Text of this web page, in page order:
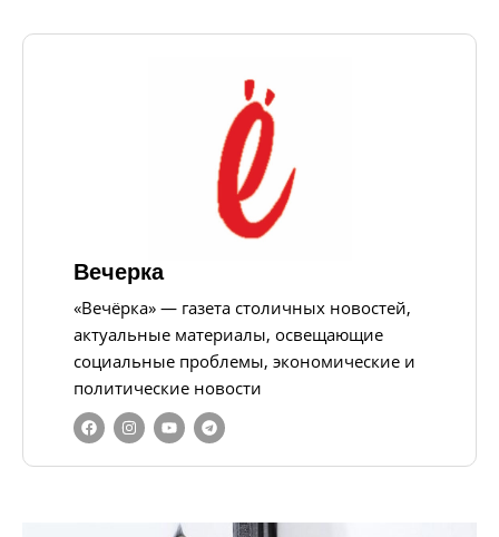
Вечерка
«Вечёрка» — газета столичных новостей,
актуальные материалы, освещающие
социальные проблемы, экономические и
политические новости